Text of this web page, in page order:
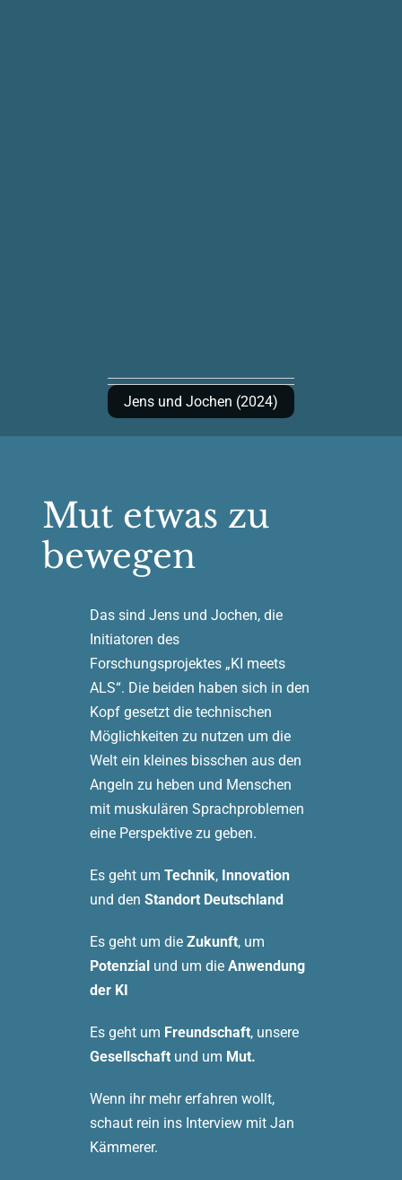
Jens und Jochen (2024)
Mut etwas zu
bewegen
Das sind Jens und Jochen, die
Initiatoren des
Forschungsprojektes „KI meets
ALS“. Die beiden haben sich in den
Kopf gesetzt die technischen
Möglichkeiten zu nutzen um die
Welt ein kleines bisschen aus den
Angeln zu heben und Menschen
mit muskulären Sprachproblemen
eine Perspektive zu geben.
Es geht um Technik, Innovation
und den Standort Deutschland
Es geht um die Zukunft, um
Potenzial und um die Anwendung
der KI
Es geht um Freundschaft, unsere
Gesellschaft und um Mut.
Wenn ihr mehr erfahren wollt,
schaut rein ins Interview mit Jan
Kämmerer.